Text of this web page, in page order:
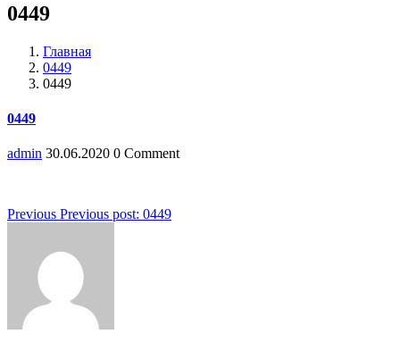
0449
Главная
0449
0449
0449
admin 30.06.2020 0 Comment
Навигация
записям
Previous Previous post: 0449